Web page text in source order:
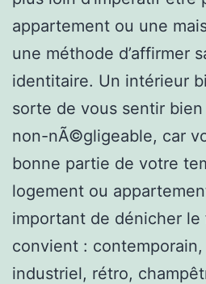
appartement ou une
une méthode d’affirmer
identitaire. Un intérieur
sorte de vous sentir bien
non-nÃ©gligeable, car
bonne partie de votre
logement ou
important de dénicher
convient :
industriel, rétro,